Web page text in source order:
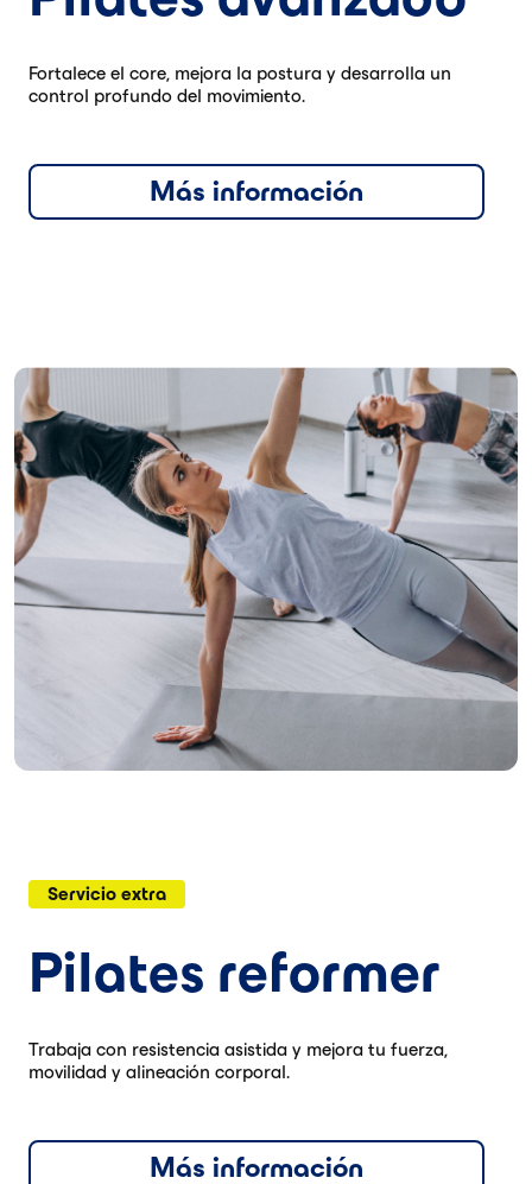
Fortalece el core, mejora la postura y desarrolla un
control profundo del movimiento.
Más información
Servicio extra
Pilates reformer
Trabaja con resistencia asistida y mejora tu fuerza,
movilidad y alineación corporal.
Más información